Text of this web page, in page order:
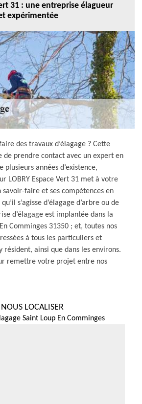
31 : une entreprise élagueur
expérimentée
des travaux d’élagage ? Cette
de prendre contact avec un expert en
plusieurs années d’existence,
LOBRY Espace Vert 31 met à votre
savoir-faire et ses compétences en
s’agisse d’élagage d’arbre ou de
d’élagage est implantée dans la
Comminges 31350 ; et, toutes nos
à tous les particuliers et
résident, ainsi que dans les environs.
remettre votre projet entre nos
NOUS LOCALISER
Saint Loup En Comminges